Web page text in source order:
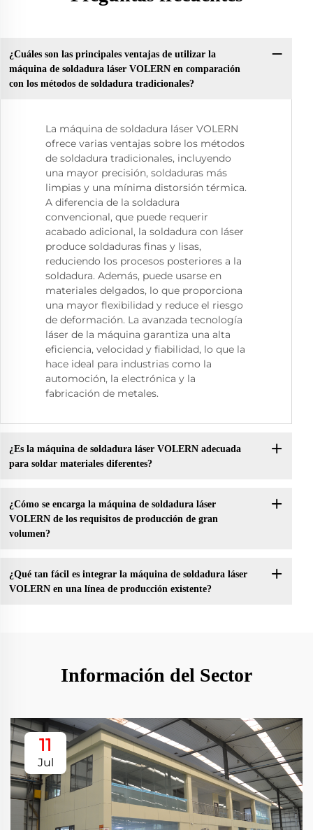
¿Cuáles son las principales ventajas de utilizar la
máquina de soldadura láser VOLERN en comparación
con los métodos de soldadura tradicionales?
La máquina de soldadura láser VOLERN
ofrece varias ventajas sobre los métodos
de soldadura tradicionales, incluyendo
una mayor precisión, soldaduras más
limpias y una mínima distorsión térmica.
A diferencia de la soldadura
convencional, que puede requerir
acabado adicional, la soldadura con láser
produce soldaduras finas y lisas,
reduciendo los procesos posteriores a la
soldadura. Además, puede usarse en
materiales delgados, lo que proporciona
una mayor flexibilidad y reduce el riesgo
de deformación. La avanzada tecnología
láser de la máquina garantiza una alta
eficiencia, velocidad y fiabilidad, lo que la
hace ideal para industrias como la
automoción, la electrónica y la
fabricación de metales.
¿Es la máquina de soldadura láser VOLERN adecuada
para soldar materiales diferentes?
¿Cómo se encarga la máquina de soldadura láser
VOLERN de los requisitos de producción de gran
volumen?
¿Qué tan fácil es integrar la máquina de soldadura láser
VOLERN en una línea de producción existente?
Información del Sector
11
Jul